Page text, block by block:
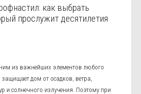
как выбрать
прослужит десятилетия
из важнейших элементов любого
дом от осадков, ветра,
и солнечного излучения. Поэтому при